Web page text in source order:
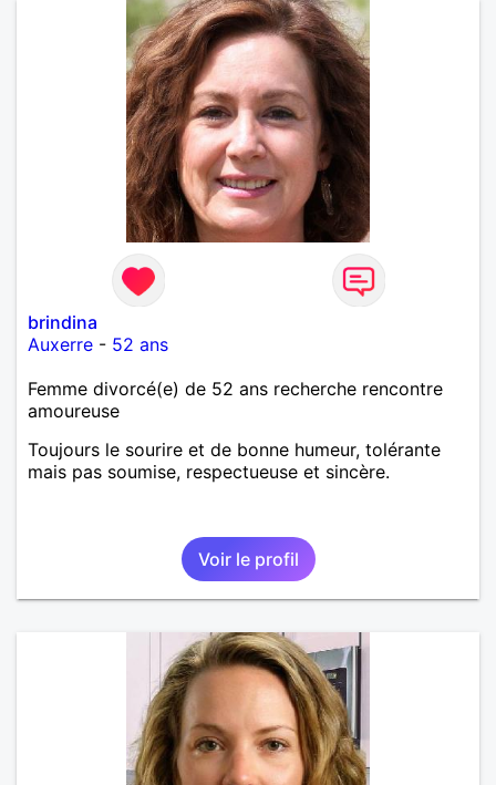
brindina
Auxerre - 52 ans
Femme divorcé(e) de 52 ans recherche rencontre
amoureuse
Toujours le sourire et de bonne humeur, tolérante
mais pas soumise, respectueuse et sincère.
Voir le profil